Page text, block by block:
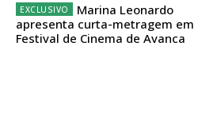
Marina Leonardo
apresenta curta-metragem em
Festival de Cinema de Avanca